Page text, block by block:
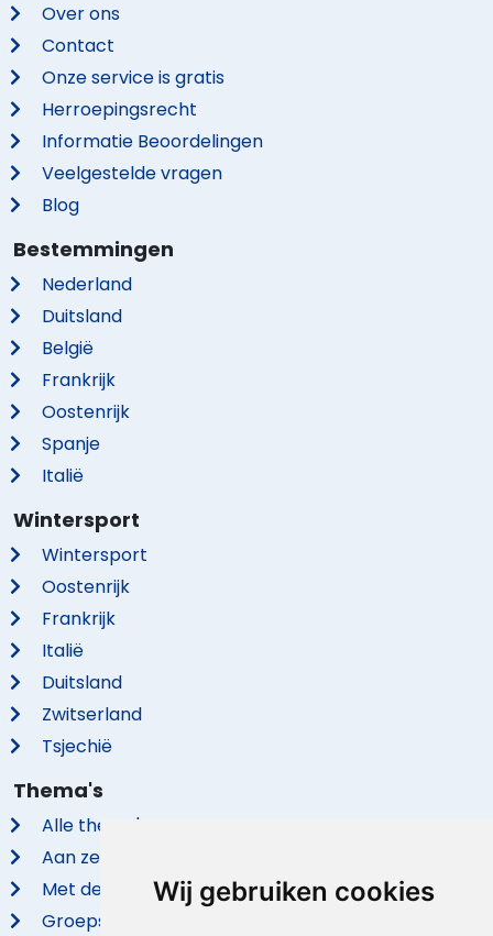
Wij gebruiken cookies
Over ons
Contact
Onze service is gratis
Herroepingsrecht
Informatie Beoordelingen
Veelgestelde vragen
Blog
Bestemmingen
Nederland
Duitsland
België
Frankrijk
Oostenrijk
Spanje
Italië
Wintersport
Wintersport
Oostenrijk
Frankrijk
Italië
Duitsland
Zwitserland
Tsjechië
Thema's
Alle thema's
Aan zee
Met de hond
Groepsaccommodaties